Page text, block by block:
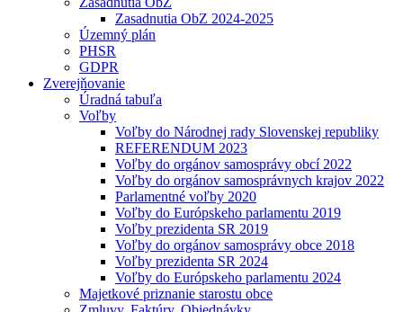
Zasadnutia ObZ 2024-2025
Územný plán
PHSR
GDPR
Zverejňovanie
Úradná tabuľa
Voľby
Voľby do Národnej rady Slovenskej republiky
REFERENDUM 2023
Voľby do orgánov samosprávy obcí 2022
Voľby do orgánov samosprávnych krajov 2022
Parlamentné voľby 2020
Voľby do Európskeho parlamentu 2019
Voľby prezidenta SR 2019
Voľby do orgánov samosprávy obce 2018
Voľby prezidenta SR 2024
Voľby do Európskeho parlamentu 2024
Majetkové priznanie starostu obce